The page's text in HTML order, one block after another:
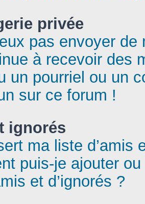
privée
pas envoyer de
à recevoir des
un pourriel ou un
sur ce forum !
ignorés
ma liste d’amis
puis-je ajouter
et d’ignorés ?